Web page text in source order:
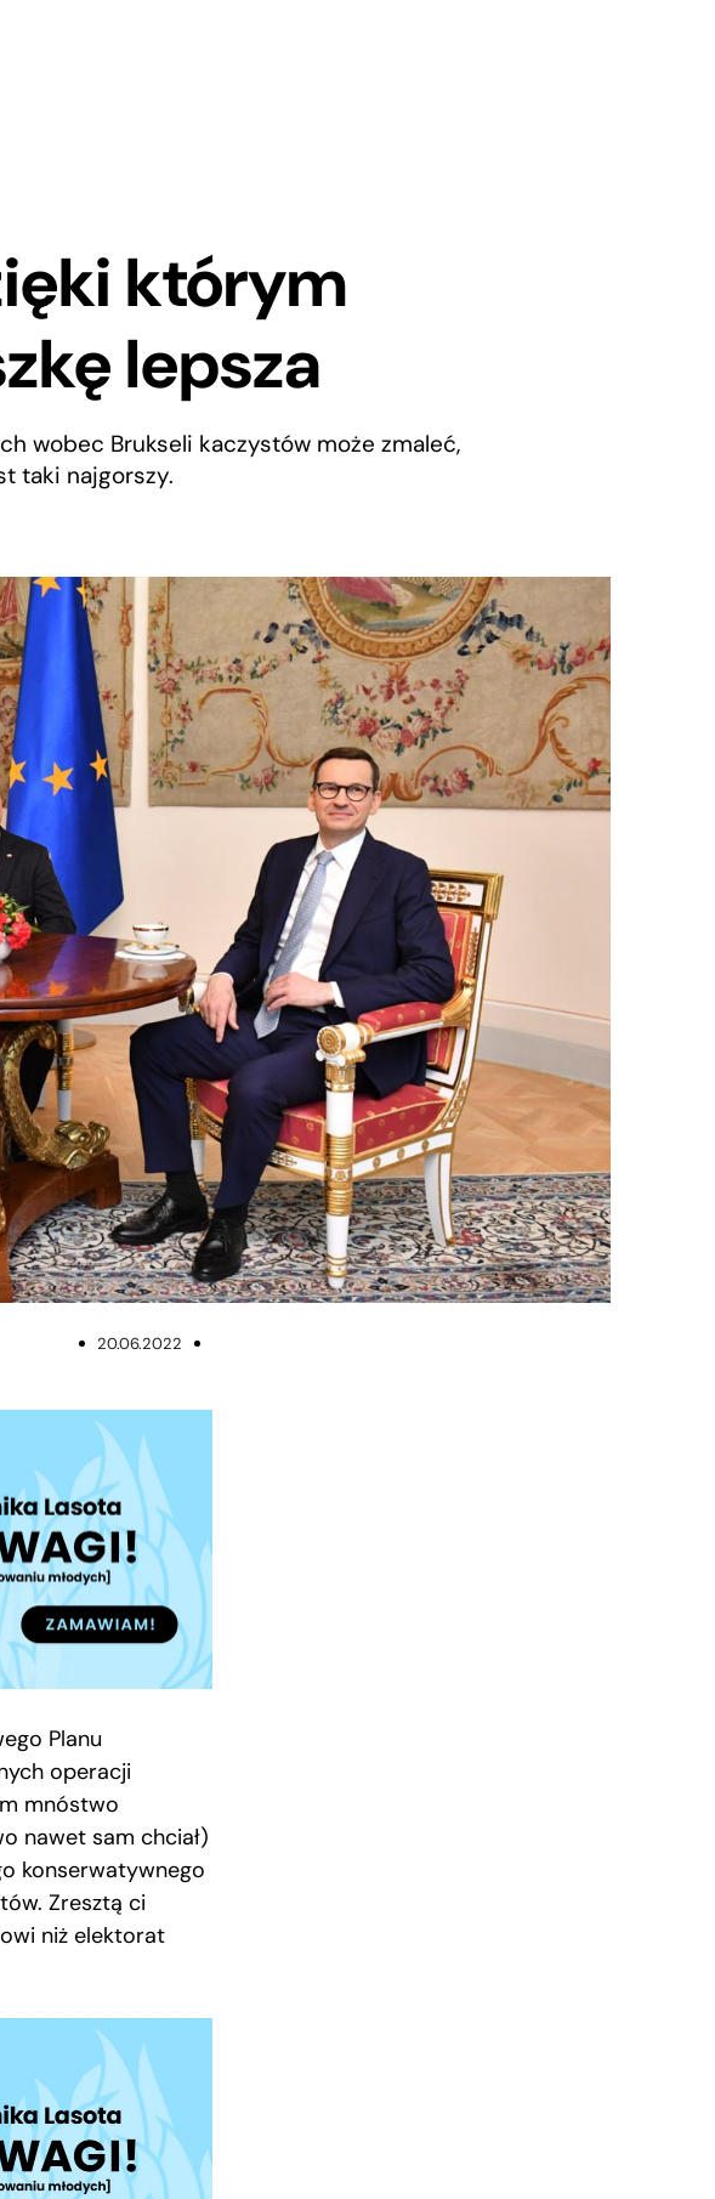
którym
lepsza
wobec Brukseli kaczystów może zmaleć,
taki najgorszy.
odbudowy w ramach programu Net Generation EU Fot. Komisja Europejska
20.06.2022
Planu
operacji
mnóstwo
nawet sam chciał)
konserwatywnego
Zresztą ci
niż elektorat